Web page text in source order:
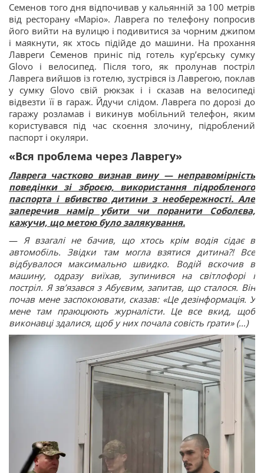
Семенов того дня відпочивав у кальянній за 100 метрів
від ресторану «Маріо». Лаврега по телефону попросив
його вийти на вулицю і подивитися за чорним джипом
і маякнути, як хтось підійде до машини. На прохання
Лавреги Семенов приніс під готель курʼєрську сумку
Glovo і велосипед. Після того, як пролунав постріл
Лаврега вийшов із готелю, зустрівся із Лаврегою, поклав
у сумку Glovo свій рюкзак і і сказав на велосипеді
відвезти її в гараж. Йдучи слідом. Лаврега по дорозі до
гаражу розламав і викинув мобільний телефон, яким
користувався під час скоєння злочину, підроблений
паспорт і окуляри.
«Вся проблема через Лаврегу»
Лаврега частково визнав вину — неправомірність
поведінки зі зброєю, використання підробленого
паспорта і вбивство дитини з необережності. Але
заперечив намір убити чи поранити Соболєва,
кажучи, що метою було залякування.
— Я взагалі не бачив, що хтось крім водія сідає в
автомобіль. Звідки там могла взятися дитина?! Все
відбувалося максимально швидко. Водій вскочив в
машину, одразу виїхав, зупинився на світлофорі і
постріл. Я зв’язався з Абуєвим, запитав, що сталося. Він
почав мене заспокоювати, сказав: «Це дезінформація. У
мене там праюцюють журналісти. Це все вкид, щоб
виконавці здалися, щоб у них почала совість грати» (…)